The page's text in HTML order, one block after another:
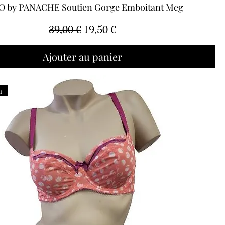
Aperçu rapide
by PANACHE Soutien Gorge Emboitant Meg
Prix original
39,00 €Prix promotionnel
19,50 €
Ajouter au panier